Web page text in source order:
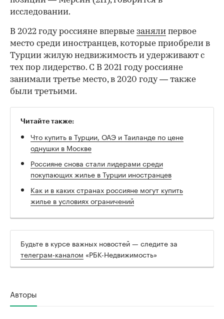
исследовании.
В 2022 году россияне впервые заняли первое
место среди иностранцев, которые приобрели в
Турции жилую недвижимость и удерживают с
тех пор лидерство. С В 2021 году россияне
занимали третье место, в 2020 году — также
были третьими.
Читайте также:
Что купить в Турции, ОАЭ и Таиланде по цене
однушки в Москве
Россияне снова стали лидерами среди
покупающих жилье в Турции иностранцев
Как и в каких странах россияне могут купить
жилье в условиях ограничений
Будьте в курсе важных новостей — следите за
телеграм-каналом «РБК-Недвижимость»
Авторы